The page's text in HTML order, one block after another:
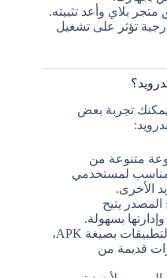
متجر بلاي وأعد تثبيته.
تؤثر على تشغيل
يمكنك تجربة بعض
متنوعة من
مناسب لمستخدمي
يتيح
بسهولة.
: منصة آمنة لتنزيل التطبيقات بصيغة APK،
قديمة من